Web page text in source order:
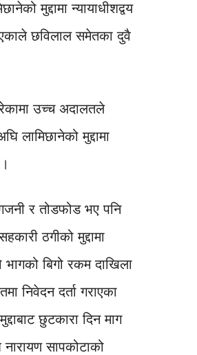
मुद्दामा न्यायाधीशद्वय
छविलाल समेतका दुवै
उच्च अदालतले
लामिछानेको मुद्दामा
र तोडफोड भए पनि
ठगीको मुद्दामा
बिगो रकम दाखिला
निवेदन दर्ता गराएका
छुटकारा दिन माग
सापकोटाको